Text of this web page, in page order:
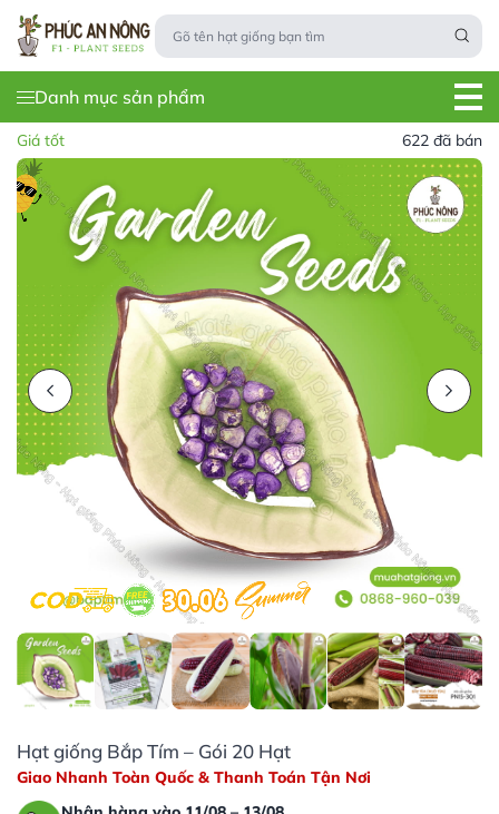
Danh mục sản phẩm
Giá tốt 622 đã bán
Hạt giống Bắp Tím – Gói 20 Hạt
Giao Nhanh Toàn Quốc & Thanh Toán Tận Nơi